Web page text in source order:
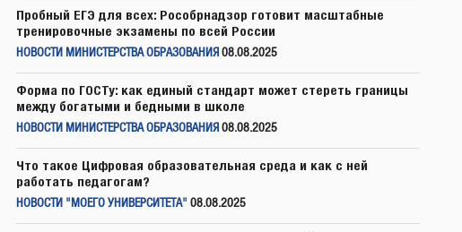
Пробный ЕГЭ для всех: Рособрнадзор готовит масштабные
тренировочные экзамены по всей России
НОВОСТИ МИНИСТЕРСТВА ОБРАЗОВАНИЯ 08.08.2025
Форма по ГОСТу: как единый стандарт может стереть границы
между богатыми и бедными в школе
НОВОСТИ МИНИСТЕРСТВА ОБРАЗОВАНИЯ 08.08.2025
Что такое Цифровая образовательная среда и как с ней
работать педагогам?
НОВОСТИ "МОЕГО УНИВЕРСИТЕТА" 08.08.2025